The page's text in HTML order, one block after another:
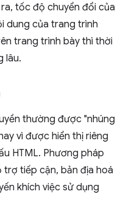
tốc độ chuyển đổi của
dung của trang trình
trang trình bày thì thời
lâu.
thường được "nhúng
vì được hiển thị riêng
HTML. Phương pháp
tiếp cận, bản địa hoá
khích việc sử dụng